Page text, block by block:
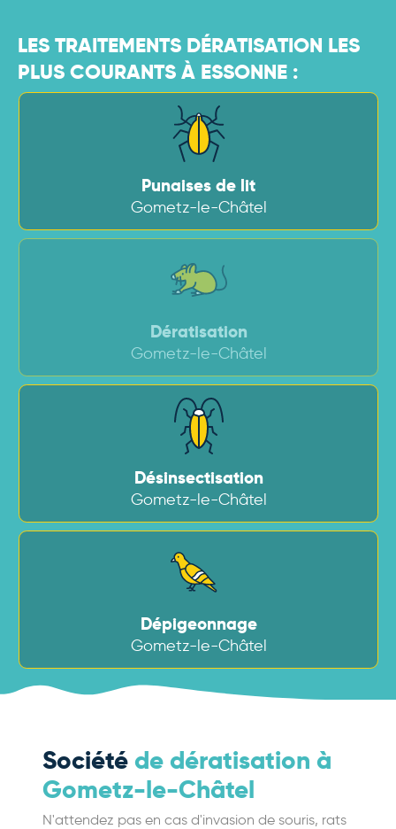
LES TRAITEMENTS DÉRATISATION LES
PLUS COURANTS À ESSONNE :
Punaises de lit
Gometz-le-Châtel
Dératisation
Gometz-le-Châtel
Désinsectisation
Gometz-le-Châtel
Dépigeonnage
Gometz-le-Châtel
Société de dératisation à
Gometz-le-Châtel
N'attendez pas en cas d'invasion de souris, rats